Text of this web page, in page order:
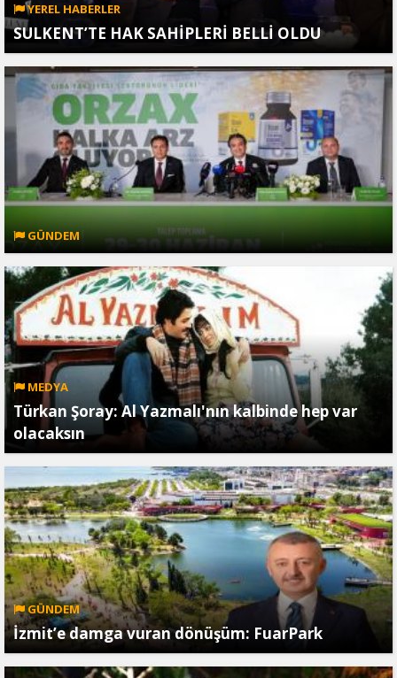
YEREL HABERLER
SULKENT’TE HAK SAHİPLERİ BELLİ OLDU
GÜNDEM
MEDYA
Türkan Şoray: Al Yazmalı'nın kalbinde hep var
olacaksın
GÜNDEM
İzmit’e damga vuran dönüşüm: FuarPark